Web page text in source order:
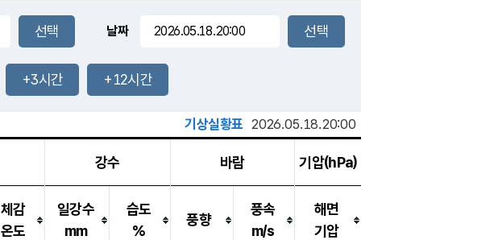
-mm
-mm
장호원
34.6℃
2.5m/s
-mm
날짜
+3시간 +12시간
기상실황표 2026.05.18.20:00
강수 바람 기압(hPa)
체감
온도
일강수
mm
습도
%
풍향
풍속
m/s
해면
기압